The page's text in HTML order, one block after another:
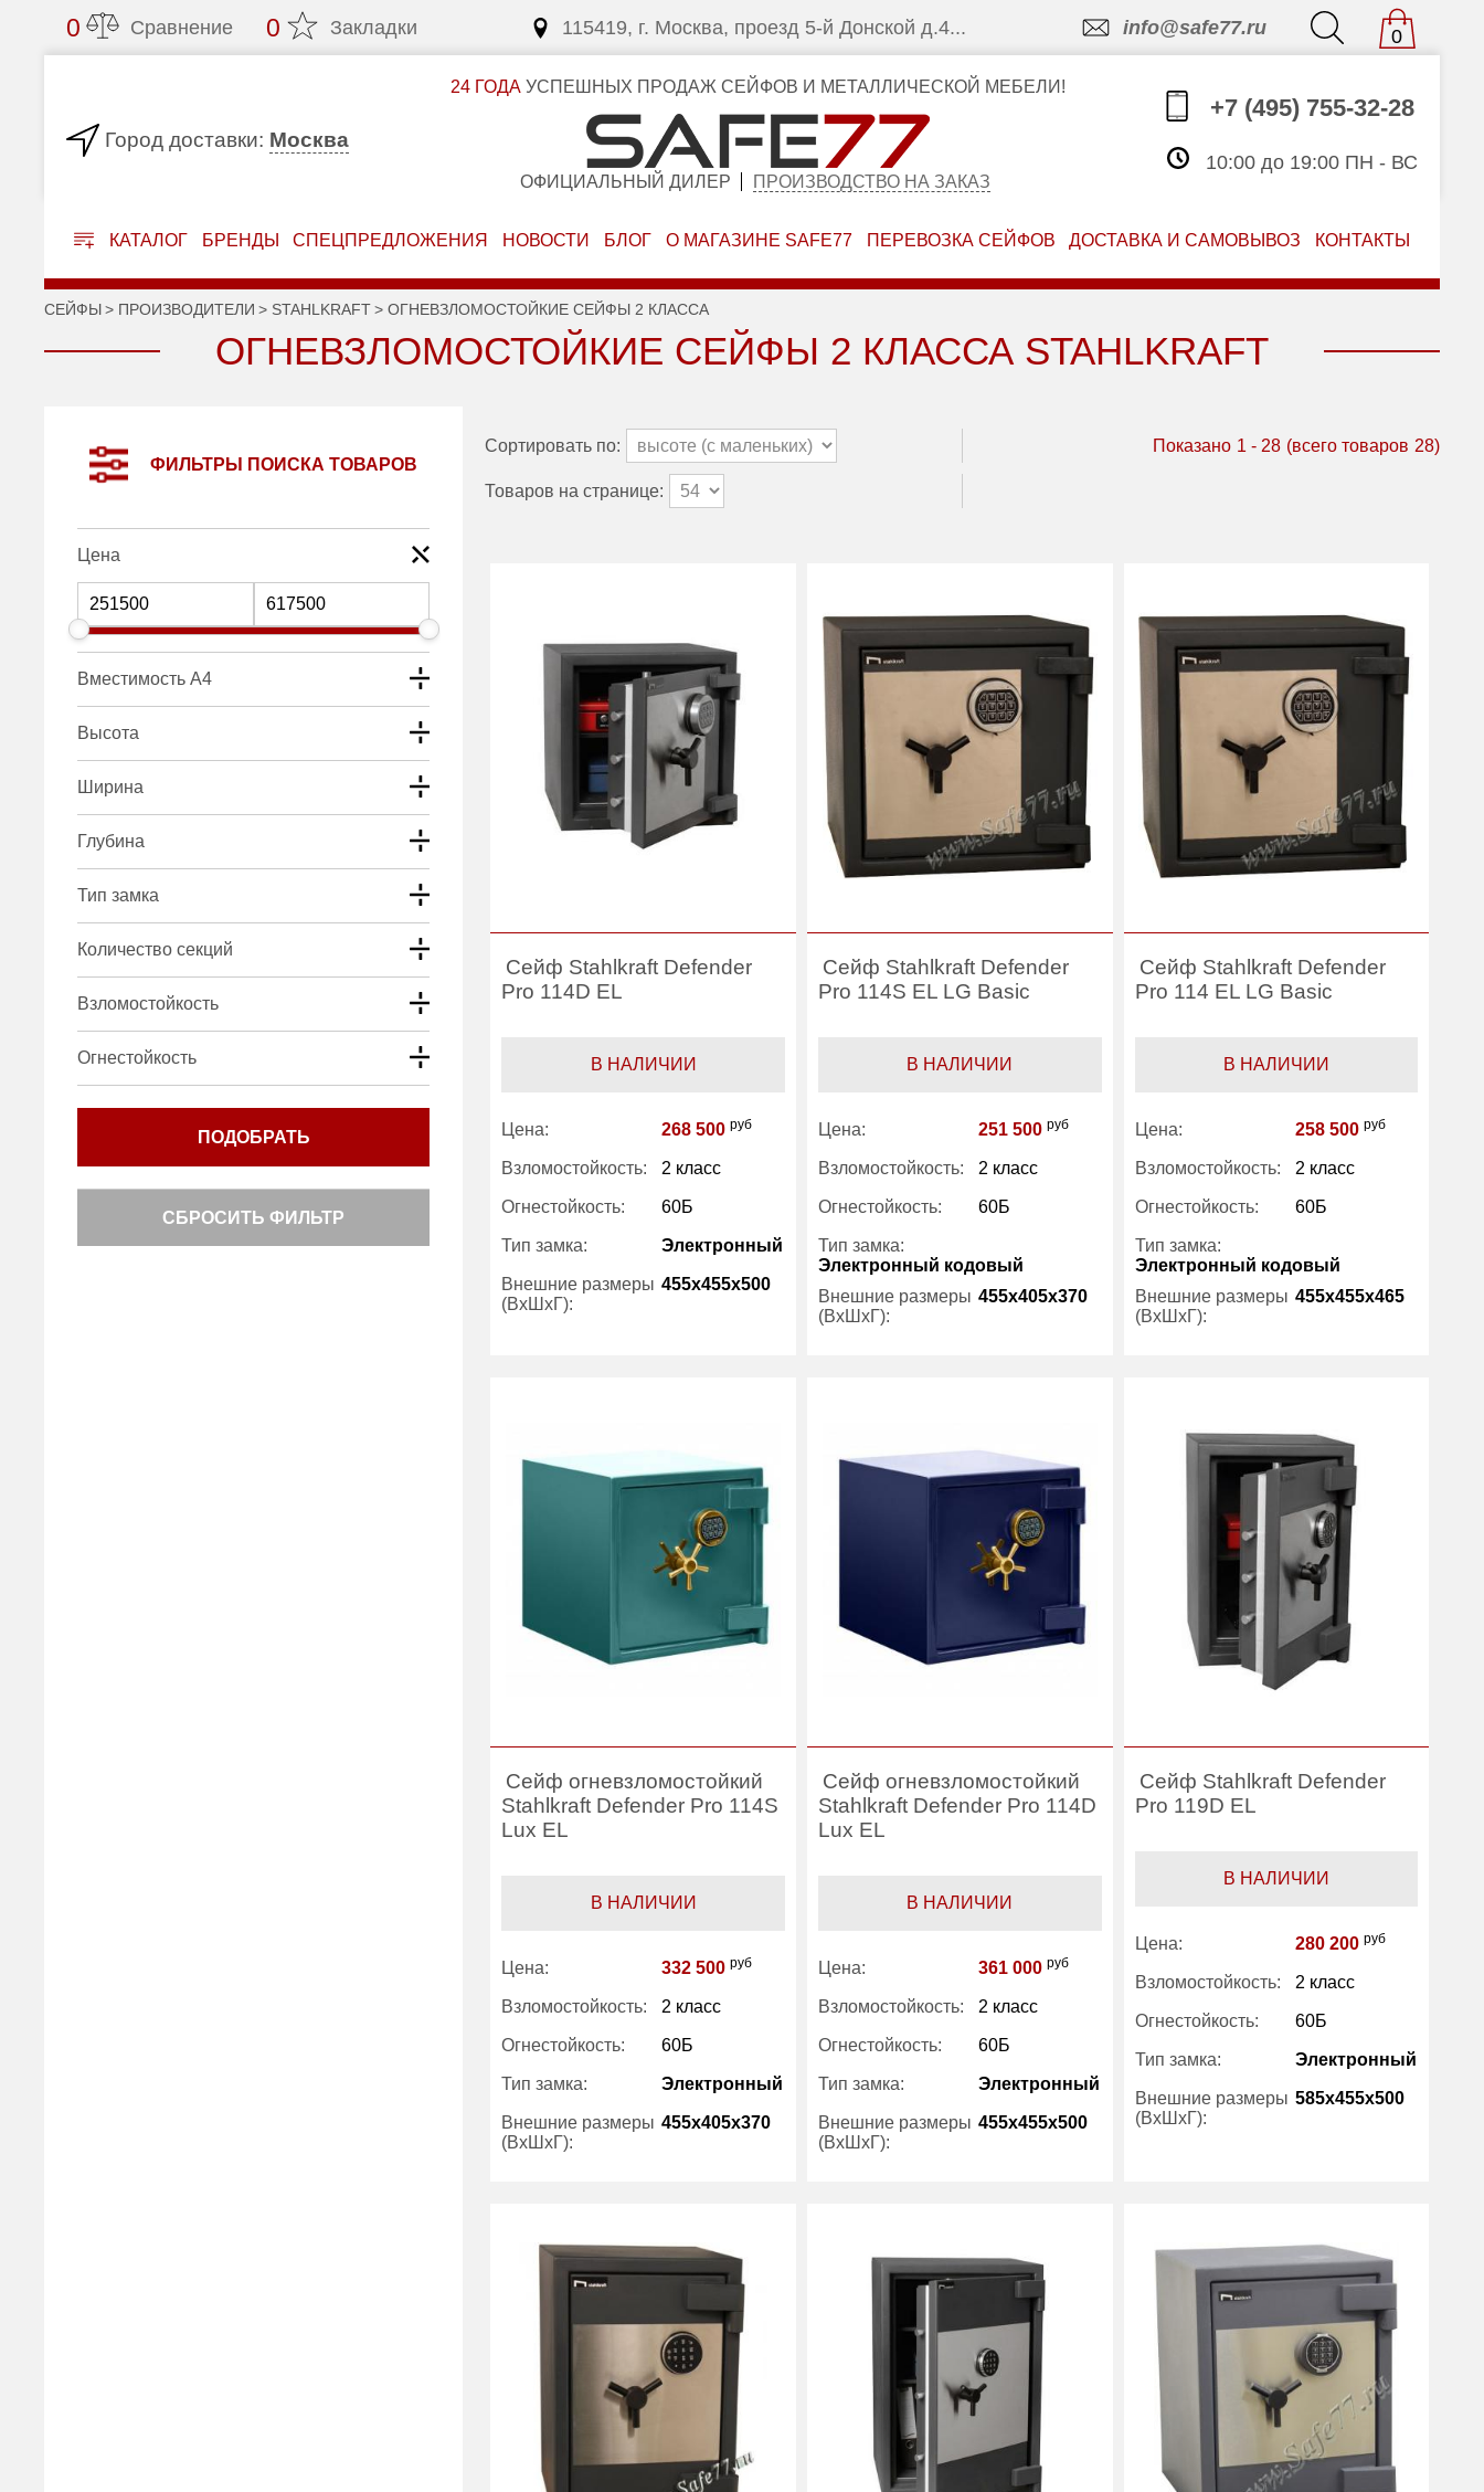
0 Сравнение 0 Закладки 115419, г. Москва, проезд 5-й Донской д.4... info@safe77.ru 0
Город доставки: Москва
24 ГОДАУСПЕШНЫХ ПРОДАЖ СЕЙФОВ И МЕТАЛЛИЧЕСКОЙ МЕБЕЛИ!
ОФИЦИАЛЬНЫЙ ДИЛЕР ПРОИЗВОДСТВО НА ЗАКАЗ
+7 (495) 755-32-28
10:00 до 19:00 ПН - ВС
КАТАЛОГ БРЕНДЫ СПЕЦПРЕДЛОЖЕНИЯ НОВОСТИ БЛОГ О МАГАЗИНЕ SAFE77 ПЕРЕВОЗКА СЕЙФОВ ДОСТАВКА И САМОВЫВОЗ КОНТАКТЫ
СЕЙФЫ ПРОИЗВОДИТЕЛИ STAHLKRAFT ОГНЕВЗЛОМОСТОЙКИЕ СЕЙФЫ 2 КЛАССА
ОГНЕВЗЛОМОСТОЙКИЕ СЕЙФЫ 2 КЛАССА STAHLKRAFT
ФИЛЬТРЫ ПОИСКА ТОВАРОВ
Цена
Вместимость А4
Высота
Ширина
Глубина
Тип замка
Количество секций
Взломостойкость
Огнестойкость
ПОДОБРАТЬ
СБРОСИТЬ ФИЛЬТР
Сортировать по:
Товаров на странице:
Показано 1 - 28 (всего товаров 28)
Сейф Stahlkraft Defender
Pro 114D EL
В НАЛИЧИИ
Цена: 268 500 руб
Взломостойкость: 2 класс
Огнестойкость: 60Б
Тип замка: Электронный
Внешние размеры
(ВхШхГ):
455x455x500
Сейф Stahlkraft Defender
Pro 114S EL LG Basic
В НАЛИЧИИ
Цена: 251 500 руб
Взломостойкость: 2 класс
Огнестойкость: 60Б
Тип замка:
Электронный кодовый
Внешние размеры
(ВхШхГ):
455x405x370
Внутренний объем
Stahlkraft
Сейф Stahlkraft Defender
Pro 114 EL LG Basic
В НАЛИЧИИ
Цена: 258 500 руб
Взломостойкость: 2 класс
Огнестойкость: 60Б
Тип замка:
Электронный кодовый
Внешние размеры
(ВхШхГ):
455x455x465
Производитель: Stahlkraft
Сейф огневзломостойкий
Stahlkraft Defender Pro 114S
Lux EL
В НАЛИЧИИ
Цена: 332 500 руб
Взломостойкость: 2 класс
Огнестойкость: 60Б
Тип замка: Электронный
Внешние размеры
(ВхШхГ):
455x405x370
Производитель: Stahlkraft
Сейф огневзломостойкий
Stahlkraft Defender Pro 114D
Lux EL
В НАЛИЧИИ
Цена: 361 000 руб
Взломостойкость: 2 класс
Огнестойкость: 60Б
Тип замка: Электронный
Внешние размеры
(ВхШхГ):
455x455x500
Производитель: Stahlkraft
Сейф Stahlkraft Defender
Pro 119D EL
В НАЛИЧИИ
Цена: 280 200 руб
Взломостойкость: 2 класс
Огнестойкость: 60Б
Тип замка: Электронный
Внешние размеры
(ВхШхГ):
585x455x500
Внутренний объем
53
Производитель: Stahlkraft